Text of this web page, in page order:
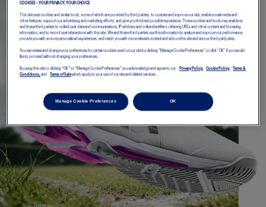
COOKIES – YOUR PRIVACY, YOUR CHOICE
This site uses cookies and similar tools, some of which are provided by third parties, to operate and improve our site, enable social media and
other features, support our advertising and marketing efforts, and give you the best possible experience. These cookies and tools may enable us
and these third parties to collect user data and communications, IP address and online identifiers, referring URLs and other content and browsing
information, and to record user interactions with this site. We and these third parties use this information to analyze and improve our performance,
provide you with a more personalized experiences, and reach you with more relevant content and ads on this site and across third party sites.
You can review and change your preferences for certain cookies used on our site by clicking "Manage Cookie Preferences" or click “OK” if you would
like to proceed without changing your preferences.
By using this site or clicking "OK" or "Manage Cookie Preferences" you acknowledge and agree to our Privacy Policy, Cookie Policy,
Terms &
Conditions,and Terms of Salewhich apply to your use of our site and related services.
Manage Cookie Preferences OK